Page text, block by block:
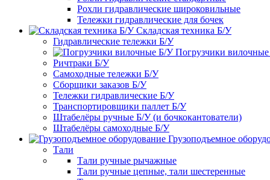
Рохли гидравлические широковильные
Тележки гидравлические для бочек
Складская техника Б/У
Гидравлические тележки Б/У
Погрузчики
Ричтраки Б/У
Самоходные тележки Б/У
Сборщики заказов Б/У
Тележки гидравлические Б/У
Транспортировщики паллет Б/У
Штабелёры ручные Б/У (и бочкокантователи)
Штабелёры самоходные Б/У
Грузоподъемное
Тали
Тали ручные рычажные
Тали ручные цепные, тали шестеренные